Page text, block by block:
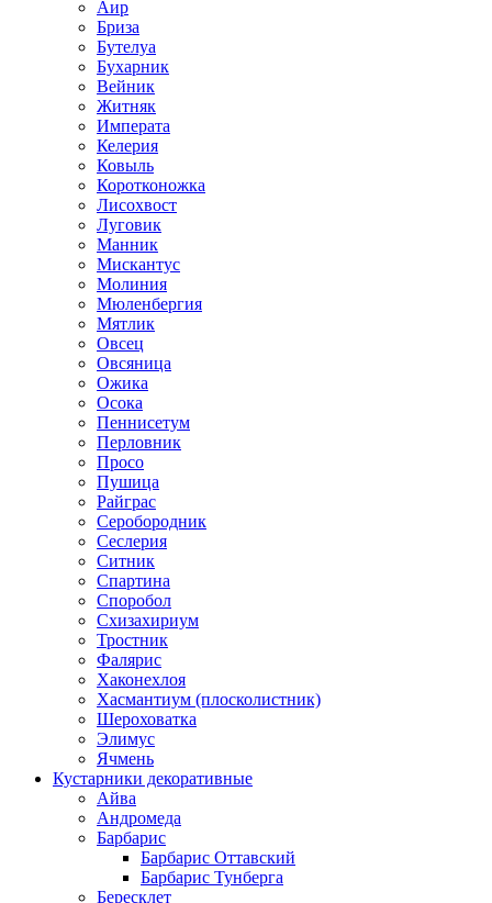
Аир
Бриза
Бутелуа
Бухарник
Вейник
Житняк
Императа
Келерия
Ковыль
Коротконожка
Лисохвост
Луговик
Манник
Мискантус
Молиния
Мюленбергия
Мятлик
Овсец
Овсяница
Ожика
Осока
Пеннисетум
Перловник
Просо
Пушица
Райграс
Серобородник
Сеслерия
Ситник
Спартина
Споробол
Схизахириум
Тростник
Фалярис
Хаконехлоя
Хасмантиум (плосколистник)
Шероховатка
Элимус
Ячмень
Кустарники декоративные
Айва
Андромеда
Барбарис
Барбарис Оттавский
Барбарис Тунберга
Бересклет